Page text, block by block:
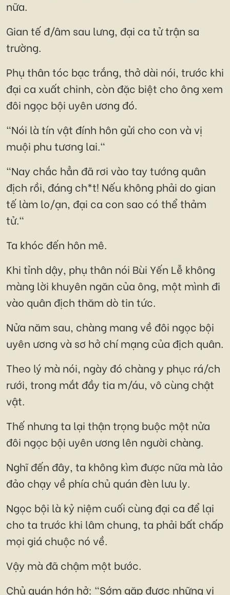
nữa.
Gian tế đ/âm sau lưng, đại ca tử trận sa
trường.
Phụ thân tóc bạc trắng, thở dài nói, trước khi
đại ca xuất chinh, còn đặc biệt cho ông xem
đôi ngọc bội uyên ương đó.
"Nói là tín vật đính hôn gửi cho con và vị
muội phu tương lai."
"Nay chắc hẳn đã rơi vào tay tướng quân
địch rồi, đáng ch*t! Nếu không phải do gian
tế làm lo/ạn, đại ca con sao có thể thảm
tử."
Ta khóc đến hôn mê.
Khi tỉnh dậy, phụ thân nói Bùi Yến Lễ không
màng lời khuyên ngăn của ông, một mình đi
vào quân địch thăm dò tin tức.
Nửa năm sau, chàng mang về đôi ngọc bội
uyên ương và sơ hở chí mạng của địch quân.
Theo lý mà nói, ngày đó chàng y phục rá/ch
rưới, trong mắt đầy tia m/áu, vô cùng chật
vật.
Thế nhưng ta lại thận trọng buộc một nửa
đôi ngọc bội uyên ương lên người chàng.
Nghĩ đến đây, ta không kìm được nữa mà lảo
đảo chạy về phía chủ quán đèn lưu ly.
Ngọc bội là kỷ niệm cuối cùng đại ca để lại
cho ta trước khi lâm chung, ta phải bất chấp
mọi giá chuộc nó về.
Vậy mà đã chậm một bước.
Chủ quán hớn hở: "Sớm gặp được những vị